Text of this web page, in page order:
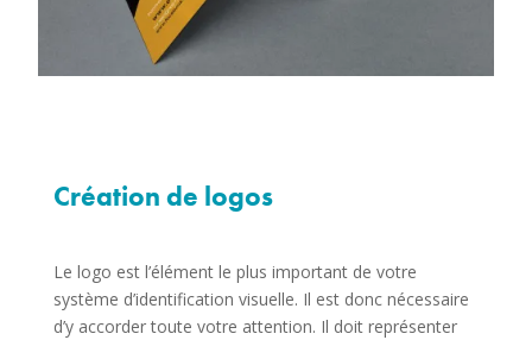
Création de logos
Le logo est l’élément le plus important de votre
système d’identification visuelle. Il est donc nécessaire
d’y accorder toute votre attention. Il doit représenter